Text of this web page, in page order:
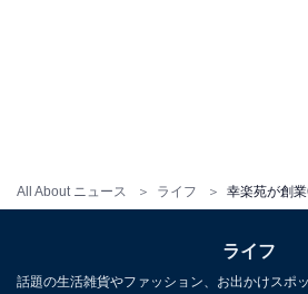
All About ニュース ライフ
第1弾の賞品は、ロッテお菓子の詰め合わせセ
ライフ
話題の生活雑貨やファッション、お出かけスポ